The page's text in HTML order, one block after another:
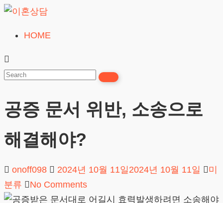
Skip
content
혼
상
24시간365일
HOME
공증 문서 위반, 소송으로
해결해야?
onoff098 2024년 10월 11일 2024년 10월 11일
미
분류
No Comments